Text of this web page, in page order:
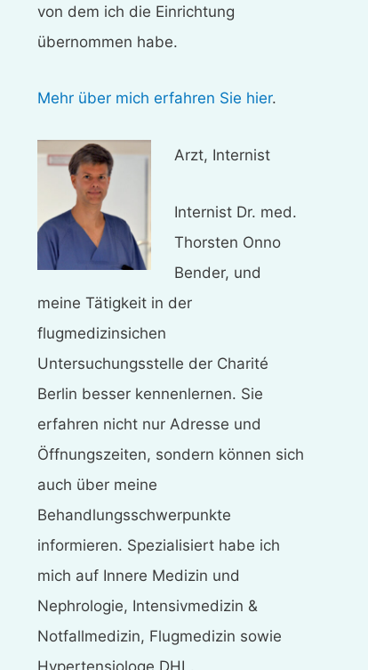
von dem ich die Einrichtung
übernommen habe.
Mehr über mich erfahren Sie hier.
Arzt, Internist
Internist Dr. med.
Thorsten Onno
Bender, und
meine Tätigkeit in der
flugmedizinsichen
Untersuchungsstelle der Charité
Berlin besser kennenlernen. Sie
erfahren nicht nur Adresse und
Öffnungszeiten, sondern können sich
auch über meine
Behandlungsschwerpunkte
informieren. Spezialisiert habe ich
mich auf Innere Medizin und
Nephrologie, Intensivmedizin &
Notfallmedizin, Flugmedizin sowie
Hypertensiologe DHL.